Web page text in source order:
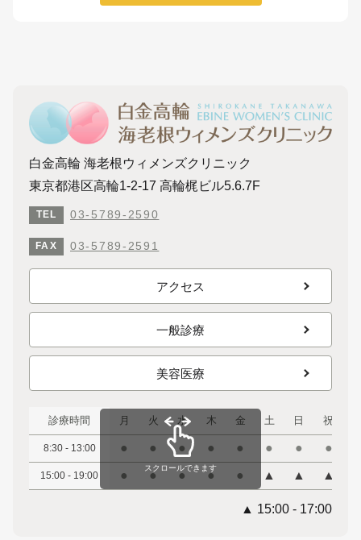
白金高輪 海老根ウィメンズクリニック
東京都港区高輪1-2-17 高輪梶ビル5.6.7F
TEL 03-5789-2590
FAX 03-5789-2591
アクセス
一般診療
美容医療
診療時間 月 火 水 木 金 土 日 祝
8:30 - 13:00 ● ● ● ● ● ● ● ●
15:00 - 19:00 ● ● ● ● ● ▲ ▲ ▲
スクロールできます
▲ 15:00 - 17:00